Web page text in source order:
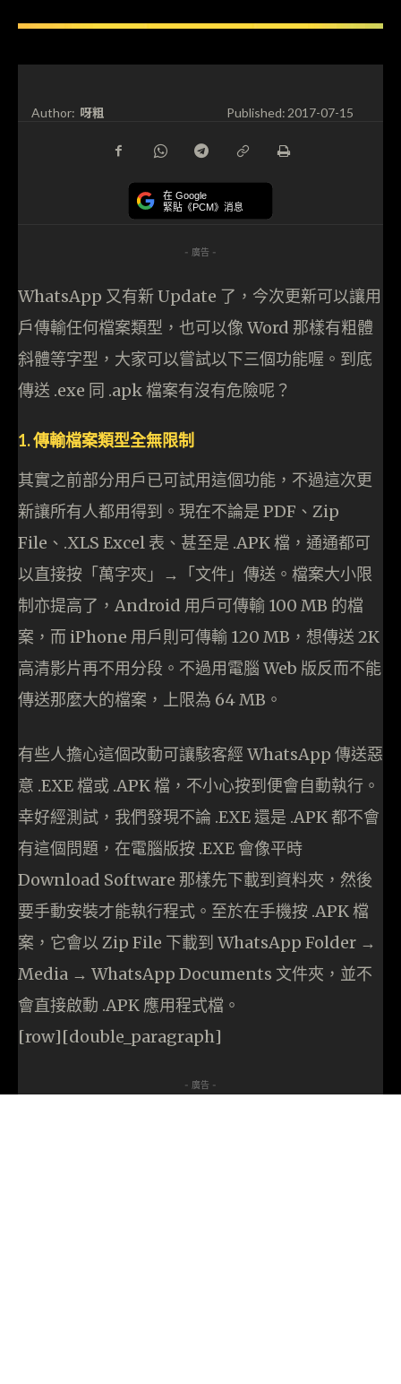
Author: 呀粗 Published:2017-07-15
在 Google
緊貼《PCM》消息
- 廣告 -
WhatsApp 又有新 Update 了，今次更新可以讓用
戶傳輸任何檔案類型，也可以像 Word 那樣有粗體
斜體等字型，大家可以嘗試以下三個功能喔。到底
傳送 .exe 同 .apk 檔案有沒有危險呢？
1.傳輸檔案類型全無限制
其實之前部分用戶已可試用這個功能，不過這次更
新讓所有人都用得到。現在不論是 PDF、Zip
File、.XLS Excel 表、甚至是 .APK 檔，通通都可
以直接按「萬字夾」→「文件」傳送。檔案大小限
制亦提高了，Android 用戶可傳輸 100 MB 的檔
案，而 iPhone 用戶則可傳輸 120 MB，想傳送 2K
高清影片再不用分段。不過用電腦 Web 版反而不能
傳送那麼大的檔案，上限為 64 MB。
有些人擔心這個改動可讓駭客經 WhatsApp 傳送惡
意 .EXE 檔或 .APK 檔，不小心按到便會自動執行。
幸好經測試，我們發現不論 .EXE 還是 .APK 都不會
有這個問題，在電腦版按 .EXE 會像平時
Download Software 那樣先下載到資料夾，然後
要手動安裝才能執行程式。至於在手機按 .APK 檔
案，它會以 Zip File 下載到 WhatsApp Folder →
Media → WhatsApp Documents 文件夾，並不
會直接啟動 .APK 應用程式檔。
[row][double_paragraph]
- 廣告 -